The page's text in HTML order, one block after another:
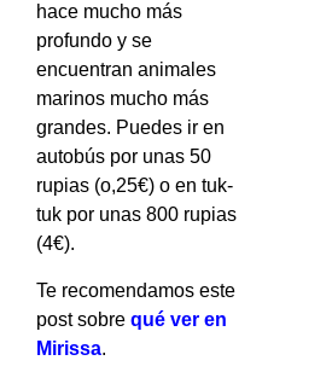
hace mucho más
profundo y se
encuentran animales
marinos mucho más
grandes. Puedes ir en
autobús por unas 50
rupias (o,25€) o en tuk-
tuk por unas 800 rupias
(4€).
Te recomendamos este
post sobre qué ver en
Mirissa.